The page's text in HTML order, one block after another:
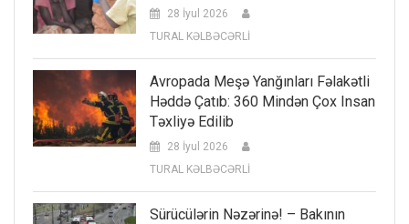
28 İyul 2026
TURAL KƏLBƏCƏRLİ
Avropada Meşə Yanğınları Fəlakətli
Həddə Çatıb: 360 Mindən Çox Insan
Təxliyə Edilib
28 İyul 2026
TURAL KƏLBƏCƏRLİ
Sürücülərin Nəzərinə! – Bakının